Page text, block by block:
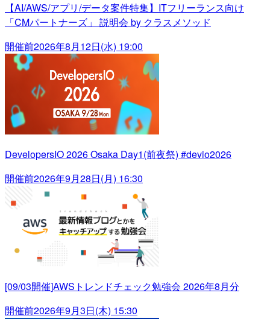
【AI/AWS/アプリ/データ案件特集】ITフリーランス向け
「CMパートナーズ」 説明会 by クラスメソッド
開催前2026年8月12日(水) 19:00
DevelopersIO 2026 Osaka Day1(前夜祭) #devio2026
開催前2026年9月28日(月) 16:30
[09/03開催]AWSトレンドチェック勉強会 2026年8月分
開催前2026年9月3日(木) 15:30